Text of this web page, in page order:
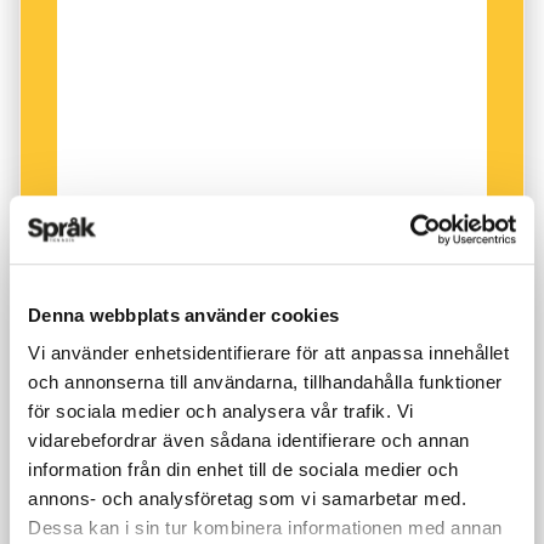
Denna webbplats använder cookies
Vi använder enhetsidentifierare för att anpassa innehållet
och annonserna till användarna, tillhandahålla funktioner
för sociala medier och analysera vår trafik. Vi
vidarebefordrar även sådana identifierare och annan
information från din enhet till de sociala medier och
annons- och analysföretag som vi samarbetar med.
Dessa kan i sin tur kombinera informationen med annan